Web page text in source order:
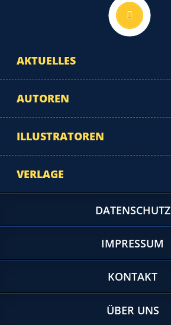
AKTUELLES
AUTOREN
ILLUSTRATOREN
VERLAGE
DATENSCHUTZ
IMPRESSUM
KONTAKT
ÜBER UNS